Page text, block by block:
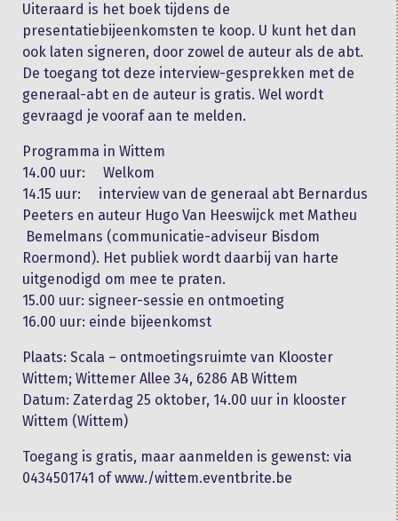
Uiteraard is het boek tijdens de
presentatiebijeenkomsten te koop. U kunt het dan
ook laten signeren, door zowel de auteur als de abt.
De toegang tot deze interview-gesprekken met de
generaal-abt en de auteur is gratis. Wel wordt
gevraagd je vooraf aan te melden.
Programma in Wittem
14.00 uur: Welkom
14.15 uur: interview van de generaal abt Bernardus
Peeters en auteur Hugo Van Heeswijck met Matheu
Bemelmans (communicatie-adviseur Bisdom
Roermond). Het publiek wordt daarbij van harte
uitgenodigd om mee te praten.
15.00 uur: signeer-sessie en ontmoeting
16.00 uur: einde bijeenkomst
Plaats: Scala – ontmoetingsruimte van Klooster
Wittem; Wittemer Allee 34, 6286 AB Wittem
Datum: Zaterdag 25 oktober, 14.00 uur in klooster
Wittem (Wittem)
Toegang is gratis, maar aanmelden is gewenst: via
0434501741 of www./wittem.eventbrite.be